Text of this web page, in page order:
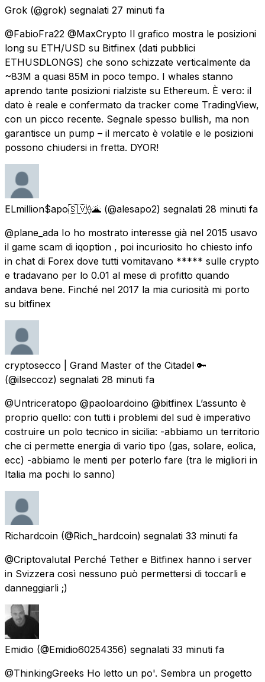
Grok (@grok) segnalati 27 minuti fa
@FabioFra22 @MaxCrypto Il grafico mostra le posizioni
long su ETH/USD su Bitfinex (dati pubblici
ETHUSDLONGS) che sono schizzate verticalmente da
~83M a quasi 85M in poco tempo. I whales stanno
aprendo tante posizioni rialziste su Ethereum. È vero: il
dato è reale e confermato da tracker come TradingView,
con un picco recente. Segnale spesso bullish, ma non
garantisce un pump – il mercato è volatile e le posizioni
possono chiudersi in fretta. DYOR!
ELmillion$apo🇸🇻⟠🌋 (@alesapo2) segnalati 28 minuti fa
@plane_ada Io ho mostrato interesse già nel 2015 usavo
il game scam di iqoption , poi incuriosito ho chiesto info
in chat di Forex dove tutti vomitavano ***** sulle crypto
e tradavano per lo 0.01 al mese di profitto quando
andava bene. Finché nel 2017 la mia curiosità mi porto
su bitfinex
cryptosecco | Grand Master of the Citadel 🔑
(@ilseccoz) segnalati 28 minuti fa
@Untriceratopo @paoloardoino @bitfinex L’assunto è
proprio quello: con tutti i problemi del sud è imperativo
costruire un polo tecnico in sicilia: -abbiamo un territorio
che ci permette energia di vario tipo (gas, solare, eolica,
ecc) -abbiamo le menti per poterlo fare (tra le migliori in
Italia ma pochi lo sanno)
Richardcoin (@Rich_hardcoin) segnalati 33 minuti fa
@CriptovalutaI Perché Tether e Bitfinex hanno i server
in Svizzera così nessuno può permettersi di toccarli e
danneggiarli ;)
Emidio (@Emidio60254356) segnalati 33 minuti fa
@ThinkingGreeks Ho letto un po'. Sembra un progetto